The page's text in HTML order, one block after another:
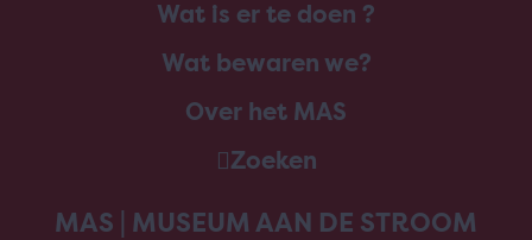
Wat is er te doen ?
Wat bewaren we?
Over het MAS
Zoeken
MAS | MUSEUM AAN DE STROOM